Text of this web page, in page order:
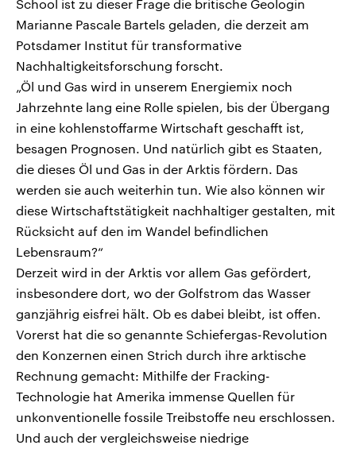
School ist zu dieser Frage die britische Geologin
Marianne Pascale Bartels geladen, die derzeit am
Potsdamer Institut für transformative
Nachhaltigkeitsforschung forscht.
„Öl und Gas wird in unserem Energiemix noch
Jahrzehnte lang eine Rolle spielen, bis der Übergang
in eine kohlenstoffarme Wirtschaft geschafft ist,
besagen Prognosen. Und natürlich gibt es Staaten,
die dieses Öl und Gas in der Arktis fördern. Das
werden sie auch weiterhin tun. Wie also können wir
diese Wirtschaftstätigkeit nachhaltiger gestalten, mit
Rücksicht auf den im Wandel befindlichen
Lebensraum?“
Derzeit wird in der Arktis vor allem Gas gefördert,
insbesondere dort, wo der Golfstrom das Wasser
ganzjährig eisfrei hält. Ob es dabei bleibt, ist offen.
Vorerst hat die so genannte Schiefergas-Revolution
den Konzernen einen Strich durch ihre arktische
Rechnung gemacht: Mithilfe der Fracking-
Technologie hat Amerika immense Quellen für
unkonventionelle fossile Treibstoffe neu erschlossen.
Und auch der vergleichsweise niedrige